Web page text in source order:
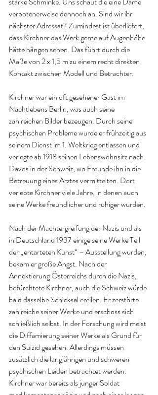
verbotenerweise dennoch an. Sind wir ihr
nächster Adressat? Zumindest ist überliefert,
dass Kirchner das Werk gerne auf Augenhöhe
hätte hängen sehen. Das führt durch die
Maße von 2 x 1,5 m zu einem recht direkten
Kontakt zwischen Modell und Betrachter.
Kirchner war ein oft gesehener Gast im
Nachtlebens Berlin, was auch seine
zahlreichen Bilder bezeugen. Durch seine
psychischen Probleme wurde er frühzeitig aus
seinem Dienst im 1. Weltkrieg entlassen und
verlegte ab 1918 seinen Lebenswohnsitz nach
Davos in der Schweiz, wo Freunde ihn in die
Betreuung eines Arztes vermittelten. Dort
verlebte Kirchner viele Jahre, in denen auch
seine Werke freundlicher und ruhiger wurden.
Nach der Machtergreifung der Nazis und als
in Deutschland 1937 einige seine Werke Teil
der „entarteten Kunst“ – Ausstellung wurden,
bekam er große Angst. Nach der
Annektierung Österreichs durch die Nazis,
befürchtete Kirchner, auch die Schweiz würde
bald dasselbe Schicksal ereilen. Er zerstörte
zahlreiche seiner Werke und erschoss sich
schließlich selbst. In der Forschung wird meist
die Diffamierung seiner Werke als Grund für
den Suizid gesehen. Allerdings müssen
zusätzlich die langjährigen und schweren
psychischen Leiden betrachtet werden.
Kirchner war bereits als junger Soldat